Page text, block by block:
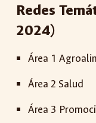
Redes
2024)
Área 1
Área 2 Salud
Área 3